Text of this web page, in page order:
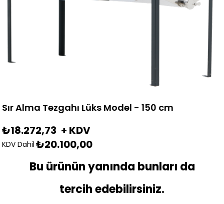
Sır Alma Tezgahı Lüks Model - 150 cm
₺18.272,73 + KDV
KDV Dahil ₺20.100,00
Bu ürünün yanında bunları da
tercih edebilirsiniz.